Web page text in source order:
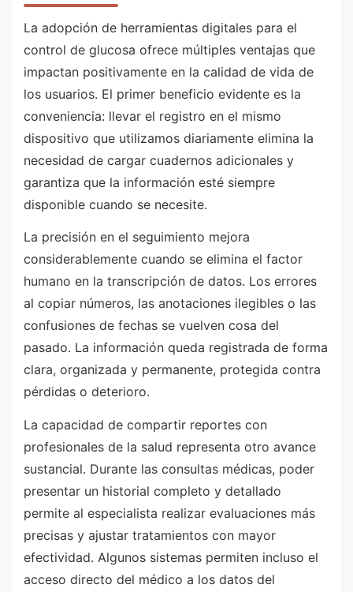
La adopción de herramientas digitales para el
control de glucosa ofrece múltiples ventajas que
impactan positivamente en la calidad de vida de
los usuarios. El primer beneficio evidente es la
conveniencia: llevar el registro en el mismo
dispositivo que utilizamos diariamente elimina la
necesidad de cargar cuadernos adicionales y
garantiza que la información esté siempre
disponible cuando se necesite.
La precisión en el seguimiento mejora
considerablemente cuando se elimina el factor
humano en la transcripción de datos. Los errores
al copiar números, las anotaciones ilegibles o las
confusiones de fechas se vuelven cosa del
pasado. La información queda registrada de forma
clara, organizada y permanente, protegida contra
pérdidas o deterioro.
La capacidad de compartir reportes con
profesionales de la salud representa otro avance
sustancial. Durante las consultas médicas, poder
presentar un historial completo y detallado
permite al especialista realizar evaluaciones más
precisas y ajustar tratamientos con mayor
efectividad. Algunos sistemas permiten incluso el
acceso directo del médico a los datos del